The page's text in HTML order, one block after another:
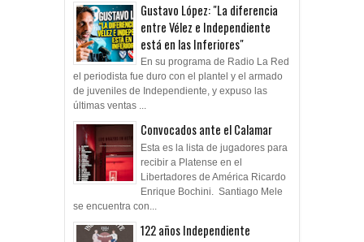
Gustavo López: "La diferencia
entre Vélez e Independiente
está en las Inferiores"
En su programa de Radio La Red
el periodista fue duro con el plantel y el armado
de juveniles de Independiente, y expuso las
últimas ventas ...
Convocados ante el Calamar
Esta es la lista de jugadores para
recibir a Platense en el
Libertadores de América Ricardo
Enrique Bochini. Santiago Mele
se encuentra con...
122 años Independiente